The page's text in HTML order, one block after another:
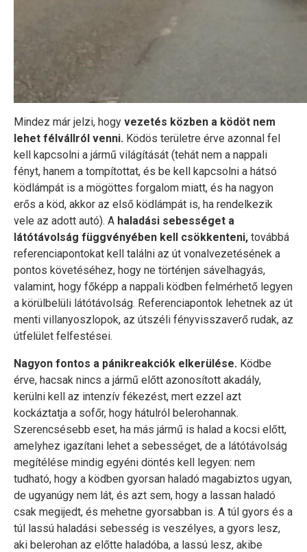
Mindez már jelzi, hogy vezetés közben a ködöt nem
lehet félvállról venni. Ködös területre érve azonnal fel
kell kapcsolni a jármű világítását (tehát nem a nappali
fényt, hanem a tompítottat, és be kell kapcsolni a hátsó
ködlámpát is a mögöttes forgalom miatt, és ha nagyon
erős a köd, akkor az első ködlámpát is, ha rendelkezik
vele az adott autó). A haladási sebességet a
látótávolság függvényében kell csökkenteni, továbbá
referenciapontokat kell találni az út vonalvezetésének a
pontos követéséhez, hogy ne történjen sávelhagyás,
valamint, hogy főképp a nappali ködben felmérhető legyen
a körülbelüli látótávolság. Referenciapontok lehetnek az út
menti villanyoszlopok, az útszéli fényvisszaverő rudak, az
útfelület felfestései.
Nagyon fontos a pánikreakciók elkerülése. Ködbe
érve, hacsak nincs a jármű előtt azonosított akadály,
kerülni kell az intenzív fékezést, mert ezzel azt
kockáztatja a sofőr, hogy hátulról belerohannak.
Szerencsésebb eset, ha más jármű is halad a kocsi előtt,
amelyhez igazítani lehet a sebességet, de a látótávolság
megítélése mindig egyéni döntés kell legyen: nem
tudható, hogy a ködben gyorsan haladó magabiztos ugyan,
de ugyanúgy nem lát, és azt sem, hogy a lassan haladó
csak megijedt, és mehetne gyorsabban is. A túl gyors és a
túl lassú haladási sebesség is veszélyes, a gyors lesz,
aki belerohan az előtte haladóba, a lassú lesz, akibe